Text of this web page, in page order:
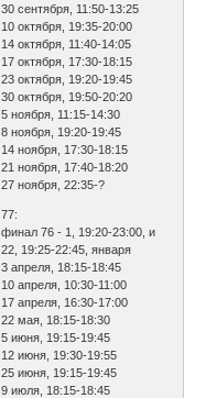
30 сентября, 11:50-13:25
10 октября, 19:35-20:00
14 октября, 11:40-14:05
17 октября, 17:30-18:15
23 октября, 19:20-19:45
30 октября, 19:50-20:20
5 ноября, 11:15-14:30
8 ноября, 19:20-19:45
14 ноября, 17:30-18:15
21 ноября, 17:40-18:20
27 ноября, 22:35-?
77:
финал 76 - 1, 19:20-23:00, и
22, 19:25-22:45, января
3 апреля, 18:15-18:45
10 апреля, 10:30-11:00
17 апреля, 16:30-17:00
22 мая, 18:15-18:30
5 июня, 19:15-19:45
12 июня, 19:30-19:55
25 июня, 19:15-19:45
9 июля, 18:15-18:45